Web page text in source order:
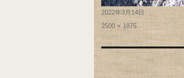
Posted
on
2022年3月14日
Full
size
2500 × 1875
投